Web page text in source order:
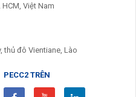
Việt Nam
thủ đô Vientiane, Lào
PECC2 TRÊN